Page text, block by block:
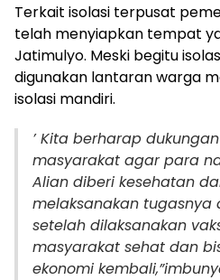
Terkait isolasi terpusat
telah menyiapkan tempat
Jatimulyo. Meski begitu
digunakan lantaran warga
isolasi mandiri.
’ Kita berharap
masyarakat agar para
Alian diberi kesehatan
melaksanakan tugasnya
setelah dilaksanakan
masyarakat sehat dan
ekonomi